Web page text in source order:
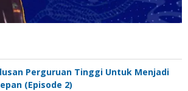
Perguruan Tinggi Untuk Menjadi
(Episode 2)